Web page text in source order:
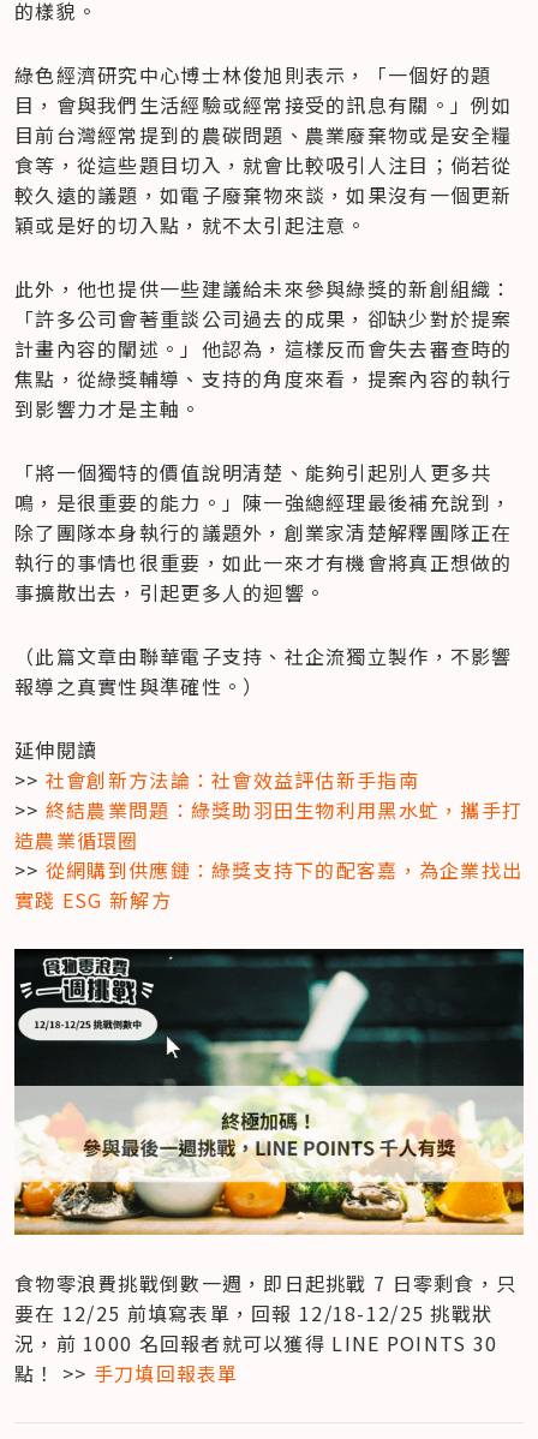
的樣貌。
綠色經濟研究中心博士林俊旭則表示，「一個好的題
目，會與我們生活經驗或經常接受的訊息有關。」例如
目前台灣經常提到的農碳問題、農業廢棄物或是安全糧
食等，從這些題目切入，就會比較吸引人注目；倘若從
較久遠的議題，如電子廢棄物來談，如果沒有一個更新
穎或是好的切入點，就不太引起注意。
此外，他也提供一些建議給未來參與綠獎的新創組織：
「許多公司會著重談公司過去的成果，卻缺少對於提案
計畫內容的闡述。」他認為，這樣反而會失去審查時的
焦點，從綠獎輔導、支持的角度來看，提案內容的執行
到影響力才是主軸。
「將一個獨特的價值說明清楚、能夠引起別人更多共
鳴，是很重要的能力。」陳一強總經理最後補充說到，
除了團隊本身執行的議題外，創業家清楚解釋團隊正在
執行的事情也很重要，如此一來才有機會將真正想做的
事擴散出去，引起更多人的迴響。
（此篇文章由聯華電子支持、社企流獨立製作，不影響
報導之真實性與準確性。）
延伸閱讀
>> 社會創新方法論：社會效益評估新手指南
>> 終結農業問題：綠獎助羽田生物利用黑水虻，攜手打
造農業循環圈
>> 從網購到供應鏈：綠獎支持下的配客嘉，為企業找出
實踐 ESG 新解方
食物零浪費挑戰倒數一週，即日起挑戰 7 日零剩食，只
要在 12/25 前填寫表單，回報 12/18-12/25 挑戰狀
況，前 1000 名回報者就可以獲得 LINE POINTS 30
點！ >> 手刀填回報表單